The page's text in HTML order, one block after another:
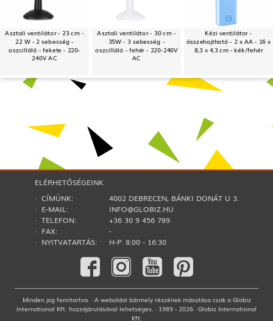
Asztali ventilátor - 23 cm -
22 W - 2 sebesség -
oszcilláló - fekete - 220-
240V AC
Asztali ventilátor - 30 cm -
35W - 3 sebesség -
oszcilláló - fehér - 220-240V
AC
Kézi ventilátor -
összehajtható - 2 x AA - 16 x
8,3 x 4,3 cm - kék/fehér
ELÉRHETŐSÉGEINK
· CÍMÜNK:
4002 DEBRECEN, BÁNKI DONÁT U 3.
· E-MAIL:
INFO@GLOBIZ.HU
· TELEFON:
+36 30 9 456 789
· FAX:
-
· NYITVATARTÁS:
H-P: 8:00 - 16:30
Minden jog fenntartva. · A weboldal bármely részének másolása csak a Globiz
International Kft. hozzájárulásával lehetséges. · 1989 - 2026 · Globiz International
Kft.